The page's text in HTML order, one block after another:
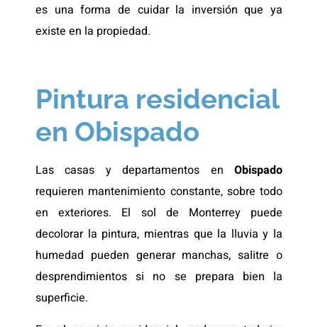
es una forma de cuidar la inversión que ya
existe en la propiedad.
Pintura residencial
en Obispado
Las casas y departamentos en Obispado
requieren mantenimiento constante, sobre todo
en exteriores. El sol de Monterrey puede
decolorar la pintura, mientras que la lluvia y la
humedad pueden generar manchas, salitre o
desprendimientos si no se prepara bien la
superficie.